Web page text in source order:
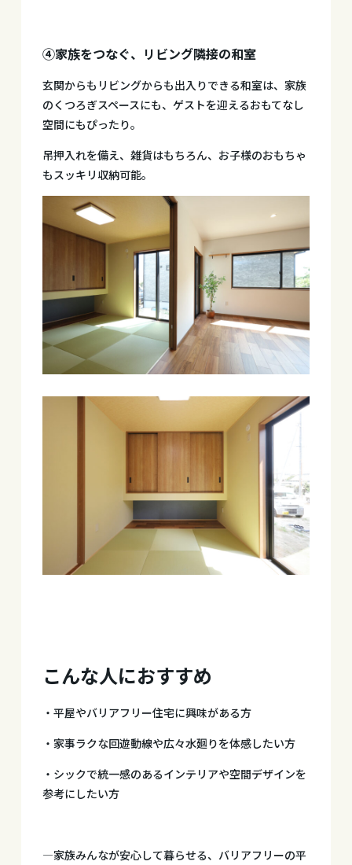
④家族をつなぐ、リビング隣接の和室
玄関からもリビングからも出入りできる和室は、家族
のくつろぎスペースにも、ゲストを迎えるおもてなし
空間にもぴったり。
吊押入れを備え、雑貨はもちろん、お子様のおもちゃ
もスッキリ収納可能。
こんな人におすすめ
・平屋やバリアフリー住宅に興味がある方
・家事ラクな回遊動線や広々水廻りを体感したい方
・シックで統一感のあるインテリアや空間デザインを
参考にしたい方
—家族みんなが安心して暮らせる、バリアフリーの平